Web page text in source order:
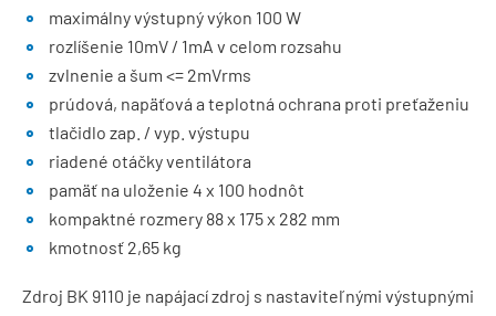
maximálny výstupný výkon 100 W
rozlíšenie 10mV / 1mA v celom rozsahu
zvlnenie a šum <= 2mVrms
prúdová, napäťová a teplotná ochrana proti preťaženiu
tlačidlo zap. / vyp. výstupu
riadené otáčky ventilátora
pamäť na uloženie 4 x 100 hodnôt
kompaktné rozmery 88 x 175 x 282 mm
kmotnosť 2,65 kg
Zdroj BK 9110 je napájací zdroj s nastaviteľnými výstupnými